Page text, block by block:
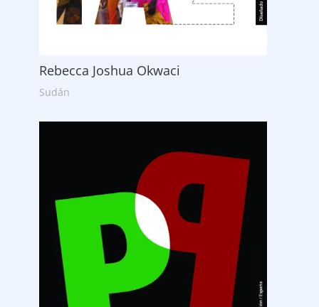
Rebecca Joshua Okwaci
Sudán